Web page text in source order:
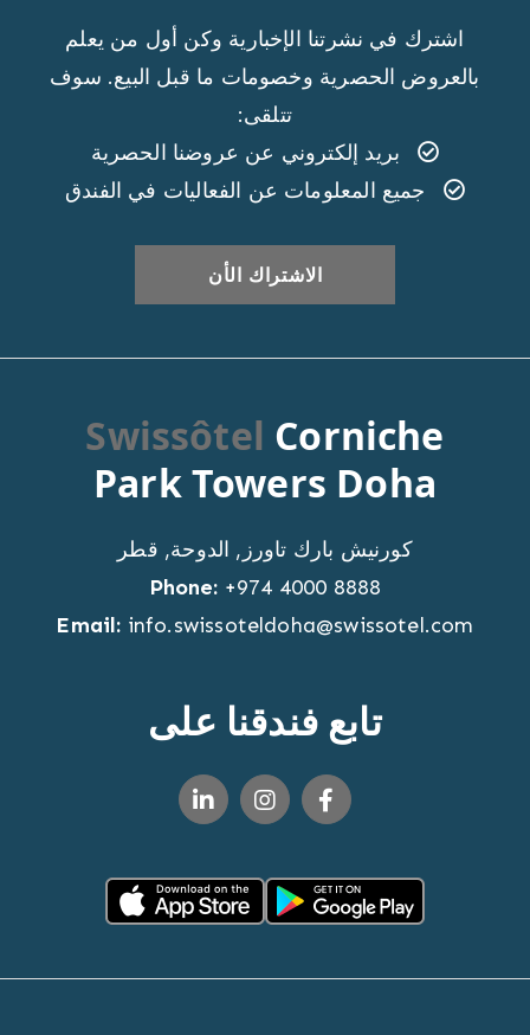
اشترك في نشرتنا الإخبارية وكن أول من يعلم
بالعروض الحصرية وخصومات ما قبل البيع. سوف
تتلقى:
بريد إلكتروني عن عروضنا الحصرية
جميع المعلومات عن الفعاليات في الفندق
Swissôtel Corniche
Park Towers Doha
كورنيش بارك تاورز , الدوحة, قطر
Phone: +974 4000 8888
Email: info.swissoteldoha@swissotel.com
تابع فندقنا على